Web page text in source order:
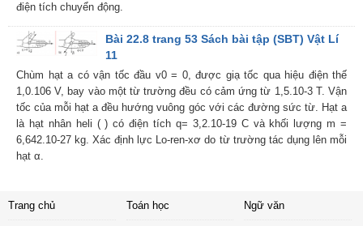
điện tích chuyển động.
Bài 22.8 trang 53 Sách bài tập (SBT) Vật Lí
11
Chùm hạt a có vận tốc đầu v0 = 0, được giạ tốc qua hiệu điện thế
1,0.106 V, bay vào một từ trường đều có cảm ứng từ 1,5.10-3 T. Vận
tốc của mỗi hạt a đều hướng vuông góc với các đường sức từ. Hạt a
là hạt nhân heli ( ) có điện tích q= 3,2.10-19 C và khối lượng m =
6,642.10-27 kg. Xác định lực Lo-ren-xơ do từ trường tác dụng lên mỗi
hạt α.
Trang chủ Toán học Ngữ văn